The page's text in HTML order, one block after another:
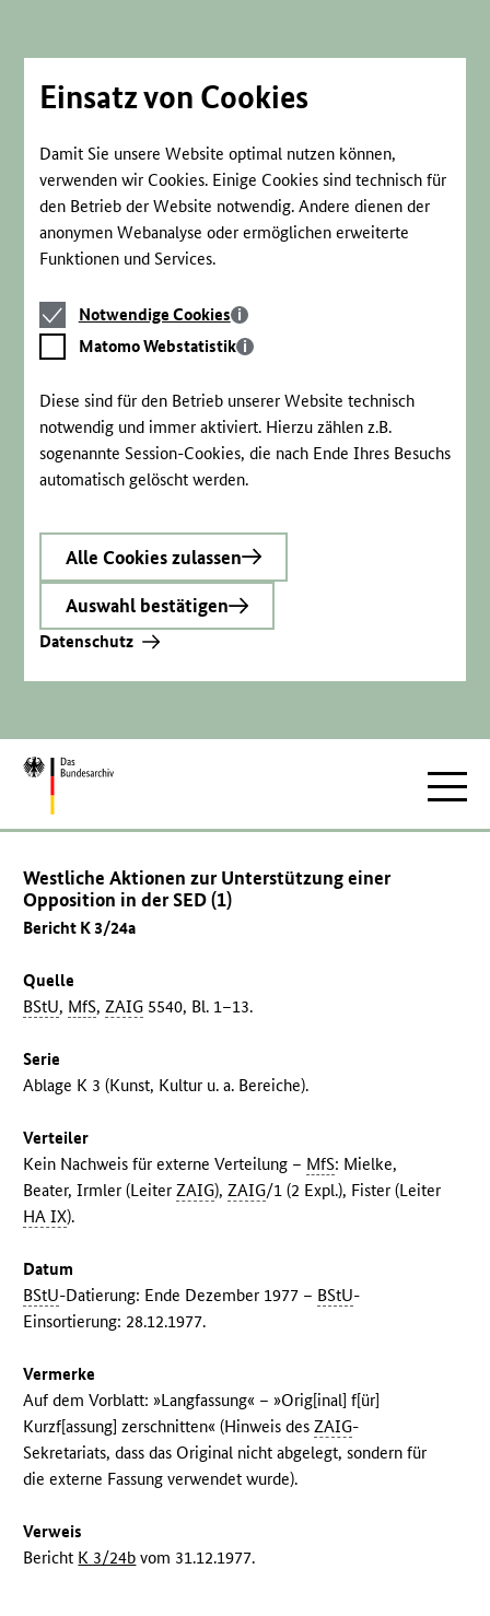
Einsatz von Cookies
Damit Sie unsere Website optimal nutzen können,
verwenden wir Cookies. Einige Cookies sind technisch für
den Betrieb der Website notwendig. Andere dienen der
anonymen Webanalyse oder ermöglichen erweiterte
Funktionen und Services.
Notwendige
Cookies
Notwendige Cookies
Matomo
Webstatistik
Matomo Webstatistik
Diese sind für den Betrieb unserer Website technisch
notwendig und immer aktiviert. Hierzu zählen z.B.
sogenannte Session-Cookies, die nach Ende Ihres Besuchs
automatisch gelöscht werden.
Alle Cookies zulassen
Auswahl bestätigen
Datenschutz
Zur
Westliche Aktionen zur Unterstützung einer
Opposition in der SED (1)
Bericht K 3/24a
Quelle
BStU, MfS,ZAIG 5540, Bl. 1–13.
Serie
Ablage K 3 (Kunst, Kultur u. a. Bereiche).
Verteiler
Kein Nachweis für externe Verteilung – MfS: Mielke,
Beater, Irmler (LeiterZAIG),ZAIG/1 (2 Expl.), Fister (Leiter
HA IX).
Datum
BStU-Datierung: Ende Dezember 1977 – BStU-
Einsortierung: 28.12.1977.
Vermerke
Auf dem Vorblatt: »Langfassung« – »Orig[inal] f[ür]
Kurzf[assung] zerschnitten« (Hinweis desZAIG-
Sekretariats, dass das Original nicht abgelegt, sondern für
die externe Fassung verwendet wurde).
Verweis
Bericht K 3/24b vom 31.12.1977.